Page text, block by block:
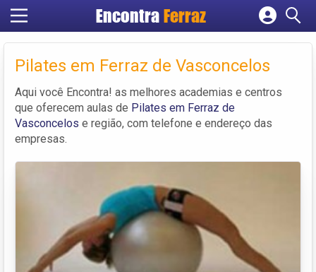
Encontra Ferraz
Cadastrar empresa
Criar conta
Pilates em Ferraz de Vasconcelos
Aqui você Encontra! as melhores academias e centros
que oferecem aulas de Pilates em Ferraz de
Vasconcelos e região, com telefone e endereço das
empresas.